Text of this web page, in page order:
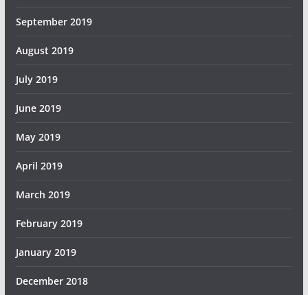
September 2019
August 2019
July 2019
June 2019
May 2019
April 2019
March 2019
February 2019
January 2019
December 2018